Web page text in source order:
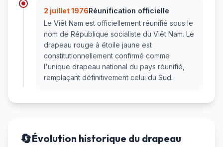
2 juillet 1976Réunification officielle
Le Viêt Nam est officiellement réunifié sous le
nom de République socialiste du Viêt Nam. Le
drapeau rouge à étoile jaune est
constitutionnellement confirmé comme
l'unique drapeau national du pays réunifié,
remplaçant définitivement celui du Sud.
🔄Évolution historique du drapeau